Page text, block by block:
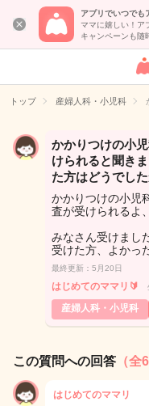
アプリでいつでも
ママに嬉しい！ア
キャンペーンも随
トップ 産婦人科・小児科
かかりつけの小
けられると聞き
た方はどうでした
かかりつけの小児
査が受けられるよ
みなさん受けまし
受けた方、よかっ
最終更新：5月20日
はじめてのママリ🔰
産婦人科・小児科
この質問への回答 （全
はじめてのママリ